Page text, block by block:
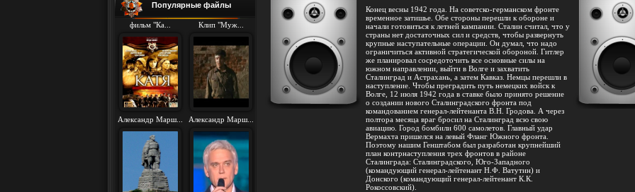
Популярные файлы
фильм "Ка... Клип "Муж...
Александр Марш... Александр Марш...
Конец весны 1942 года. На советско-германском фронте
временное затишье. Обе стороны перешли к обороне и
начали готовиться к летней кампании. Сталин считал, что у
страны нет достаточных сил и средств, чтобы развернуть
крупные наступательные операции. Он думал, что надо
ограничиться активной стратегической обороной. Гитлер
же планировал сосредоточить все основные силы на
южном направлении, выйти в Волге и захватить
Сталинград и Астрахань, а затем Кавказ. Немцы перешли в
наступление. Чтобы преградить путь немецких войск к
Волге, 12 июля 1942 года в ставке было принято решение
о создании нового Сталинградского фронта под
командованием генерал-лейтенанта В.Н. Гродова. А через
полтора месяца враг бросил на Сталинград всю свою
авиацию. Город бомбили 600 самолетов. Главный удар
Вермахта пришелся на левый Фланг Южного фронта.
Поэтому нашим Генштабом был разработан крупнейший
план контрнаступления трех фронтов в районе
Сталинграда: Сталинградского, Юго-Западного
(командующий генерал-лейтенант Н.Ф. Ватутин) и
Донского (командующий генерал-лейтенант К.К.
Рокоссовский).